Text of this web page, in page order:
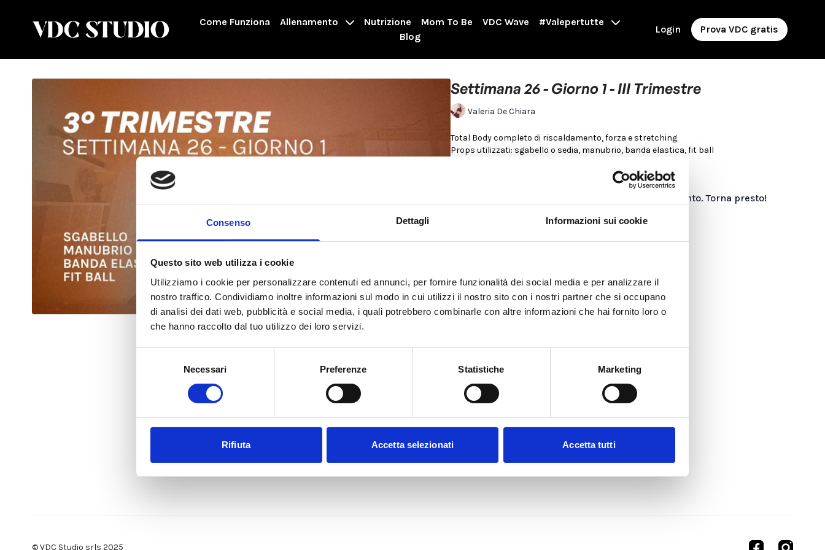
Consenso Dettagli Informazioni sui cookie
Questo sito web utilizza i cookie
Utilizziamo i cookie per personalizzare contenuti ed annunci, per fornire funzionalità dei social media e per analizzare il
nostro traffico. Condividiamo inoltre informazioni sul modo in cui utilizzi il nostro sito con i nostri partner che si occupano
di analisi dei dati web, pubblicità e social media, i quali potrebbero combinarle con altre informazioni che hai fornito loro o
che hanno raccolto dal tuo utilizzo dei loro servizi.
Necessari Preferenze Statistiche Marketing
Rifiuta Accetta selezionati Accetta tutti
Come Funziona Allenamento Nutrizione Mom To Be VDC Wave
#Valepertutte
Blog
Login Prova VDC gratis
Settimana 26 - Giorno 1 - III Trimestre
Valeria De Chiara
Total Body completo di riscaldamento, forza e stretching
Props utilizzati: sgabello o sedia, manubrio, banda elastica, fit ball
Non ci sono opzioni di acquisto disponibili al momento. Torna presto!
© VDC Studio srls 2025